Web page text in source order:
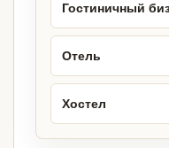
Гостиничный
Отель
Хостел